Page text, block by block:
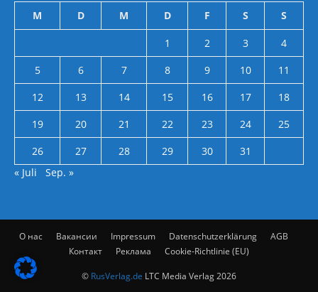
M D M D F S S
1 2 3
4
5
6 7 8 9 10
11
12
13 14 15 16 17
18
19
20 21 22 23 24
25
26
27 28 29 30
31
« Juli
Sep. »
О нас Вакансии Impressum Datenschutzerklärung
AGB
Контакт
Реклама Cookie-Richtlinie (EU)
© RusVerlag.de LTC Media Verlag 2026